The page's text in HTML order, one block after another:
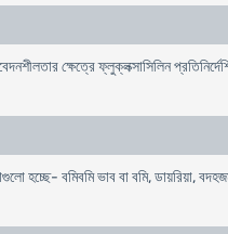
ক্ষেত্রে ফ্লুক্লক্সাসিলিন
হচ্ছে- বমিবমি ভাব বা বমি, ডায়রিয়া,